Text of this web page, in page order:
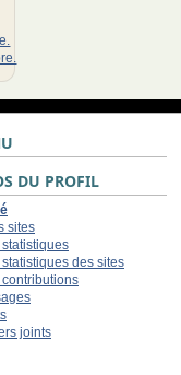
DU PROFIL
sites
des sites
contributions
joints